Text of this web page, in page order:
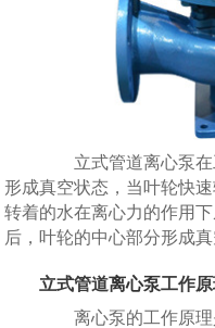
立式管道离心泵在
形成真空状态，当叶轮快
转着的水在离心力的作用
后，叶轮的中心部分形成真
立式管道离心泵工作原
离心泵的工作原理